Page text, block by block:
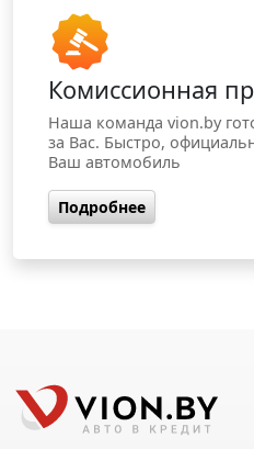
Комиссионная
Наша команда vion.by
за Вас. Быстро,
Ваш автомобиль
Подробнее